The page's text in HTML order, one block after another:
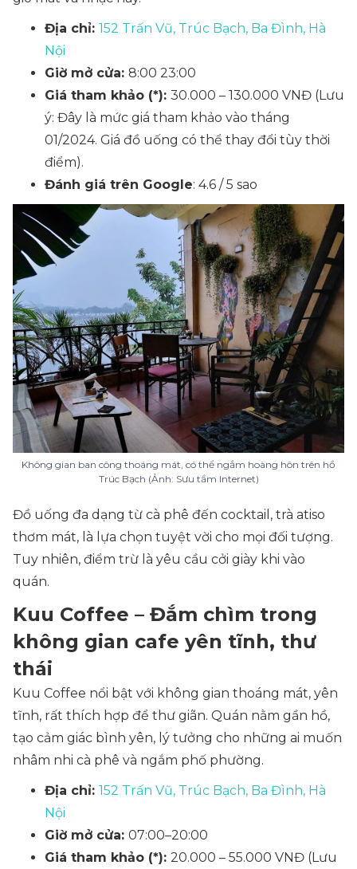
Địa chỉ: 152 Trấn Vũ, Trúc Bạch, Ba Đình, Hà
Nội
Giờ mở cửa: 8:00 23:00
Giá tham khảo (*): 30.000 – 130.000 VNĐ (Lưu
ý: Đây là mức giá tham khảo vào tháng
01/2024. Giá đồ uống có thể thay đổi tùy thời
điểm).
Đánh giá trên Google: 4.6 / 5 sao
Không gian ban công thoáng mát, có thể ngắm hoàng hôn trên hồ
Trúc Bạch (Ảnh: Sưu tầm Internet)
Đồ uống đa dạng từ cà phê đến cocktail, trà atiso
thơm mát, là lựa chọn tuyệt vời cho mọi đối tượng.
Tuy nhiên, điểm trừ là yêu cầu cởi giày khi vào
quán.
Kuu Coffee – Đắm chìm trong
không gian cafe yên tĩnh, thư
thái
Kuu Coffee nổi bật với không gian thoáng mát, yên
tĩnh, rất thích hợp để thư giãn. Quán nằm gần hồ,
tạo cảm giác bình yên, lý tưởng cho những ai muốn
nhâm nhi cà phê và ngắm phố phường.
Địa chỉ: 152 Trấn Vũ, Trúc Bạch, Ba Đình, Hà
Nội
Giờ mở cửa: 07:00–20:00
Giá tham khảo (*): 20.000 – 55.000 VNĐ (Lưu